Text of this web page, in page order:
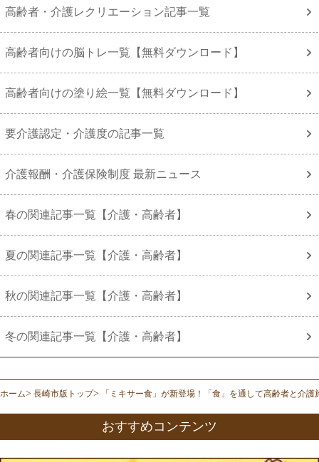
高齢者・介護レクリエーション記事一覧
高齢者向けの脳トレ一覧【無料ダウンロード】
高齢者向けの塗り絵一覧【無料ダウンロード】
要介護認定・介護度の記事一覧
介護報酬・介護保険制度 最新ニュース
春の関連記事一覧【介護・高齢者】
夏の関連記事一覧【介護・高齢者】
秋の関連記事一覧【介護・高齢者】
冬の関連記事一覧【介護・高齢者】
ホーム 長崎市版トップ 「ミキサー食」が新登場！「食」を通して高齢者と介
おすすめコンテンツ